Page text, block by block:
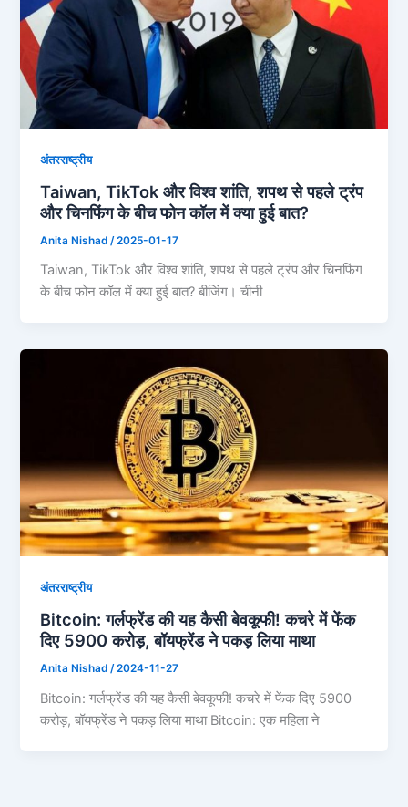
अंतरराष्ट्रीय
Taiwan, TikTok और विश्व शांति, शपथ से पहले ट्रंप
और चिनफिंग के बीच फोन कॉल में क्या हुई बात?
Anita Nishad /2025-01-17
Taiwan, TikTok और विश्व शांति, शपथ से पहले ट्रंप और चिनफिंग
के बीच फोन कॉल में क्या हुई बात? बीजिंग। चीनी
अंतरराष्ट्रीय
Bitcoin: गर्लफ्रेंड की यह कैसी बेवकूफी! कचरे में फेंक
दिए 5900 करोड़, बॉयफ्रेंड ने पकड़ लिया माथा
Anita Nishad/2024-11-27
Bitcoin: गर्लफ्रेंड की यह कैसी बेवकूफी! कचरे में फेंक दिए 5900
करोड़, बॉयफ्रेंड ने पकड़ लिया माथा Bitcoin: एक महिला ने